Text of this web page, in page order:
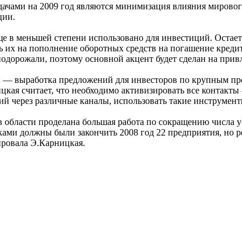
на 2009 год являются минимизация влияния
в меньшей степени использовано для инвестиций.
их на пополнение оборотных средств на погашение
поэтому основной акцент будет сделан на
— выработка предложений для инвесторов по крупным
считает, что необходимо активизировать все
через различные каналы, использовать такие
проделана большая работа по сокращению
должны были закончить 2008 год 22 предприятия, но
Э.Карницкая.